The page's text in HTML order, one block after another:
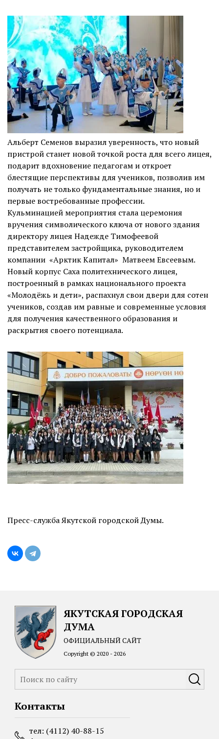
Альберт Семенов выразил уверенность, что новый
пристрой станет новой точкой роста для всего лицея,
подарит вдохновение педагогам и откроет
блестящие перспективы для учеников, позволив им
получать не только фундаментальные знания, но и
первые востребованные профессии.
Кульминацией мероприятия стала церемония
вручения символического ключа от нового здания
директору лицея Надежде Тимофеевой
представителем застройщика, руководителем
компании «Арктик Капитал» Матвеем Евсеевым.
Новый корпус Саха политехнического лицея,
построенный в рамках национального проекта
«Молодёжь и дети», распахнул свои двери для сотен
учеников, создав им равные и современные условия
для получения качественного образования и
раскрытия своего потенциала.
Пресс-служба Якутской городской Думы.
ЯКУТСКАЯ ГОРОДСКАЯ
ДУМА
ОФИЦИАЛЬНЫЙ САЙТ
Copyright © 2020 - 2026
Контакты
тел: (4112) 40-88-15